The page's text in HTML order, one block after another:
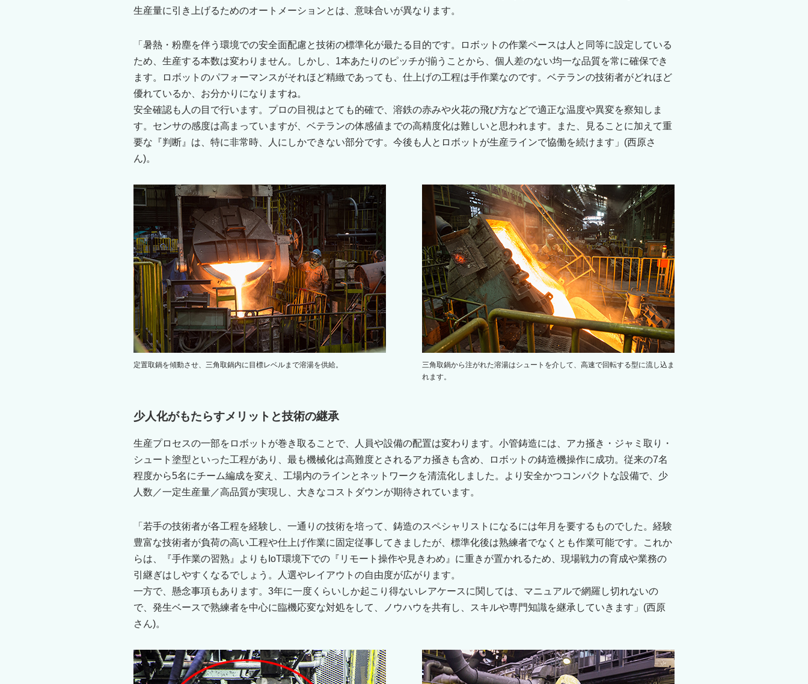
生産量に引き上げるためのオートメーションとは、意味合いが異なります。
「暑熱・粉塵を伴う環境での安全面配慮と技術の標準化が最たる目的です。ロボットの作業ペースは人と同等に設定している
ため、生産する本数は変わりません。しかし、1本あたりのピッチが揃うことから、個人差のない均一な品質を常に確保でき
ます。ロボットのパフォーマンスがそれほど精緻であっても、仕上げの工程は手作業なのです。ベテランの技術者がどれほど
優れているか、お分かりになりますね。
安全確認も人の目で行います。プロの目視はとても的確で、溶鉄の赤みや火花の飛び方などで適正な温度や異変を察知しま
す。センサの感度は高まっていますが、ベテランの体感値までの高精度化は難しいと思われます。また、見ることに加えて重
要な『判断』は、特に非常時、人にしかできない部分です。今後も人とロボットが生産ラインで協働を続けます」(西原さ
ん)。
定置取鍋を傾動させ、三角取鍋内に目標レベルまで溶湯を供給。
三角取鍋から注がれた溶湯はシュートを介して、高速で回転する型に流し込ま
れます。
少人化がもたらすメリットと技術の継承
生産プロセスの一部をロボットが巻き取ることで、人員や設備の配置は変わります。小管鋳造には、アカ掻き・ジャミ取り・
シュート塗型といった工程があり、最も機械化は高難度とされるアカ掻きも含め、ロボットの鋳造機操作に成功。従来の7名
程度から5名にチーム編成を変え、工場内のラインとネットワークを清流化しました。より安全かつコンパクトな設備で、少
人数／一定生産量／高品質が実現し、大きなコストダウンが期待されています。
「若手の技術者が各工程を経験し、一通りの技術を培って、鋳造のスペシャリストになるには年月を要するものでした。経験
豊富な技術者が負荷の高い工程や仕上げ作業に固定従事してきましたが、標準化後は熟練者でなくとも作業可能です。これか
らは、『手作業の習熟』よりもIoT環境下での『リモート操作や見きわめ』に重きが置かれるため、現場戦力の育成や業務の
引継ぎはしやすくなるでしょう。人選やレイアウトの自由度が広がります。
一方で、懸念事項もあります。3年に一度くらいしか起こり得ないレアケースに関しては、マニュアルで網羅し切れないの
で、発生ベースで熟練者を中心に臨機応変な対処をして、ノウハウを共有し、スキルや専門知識を継承していきます」(西原
さん)。